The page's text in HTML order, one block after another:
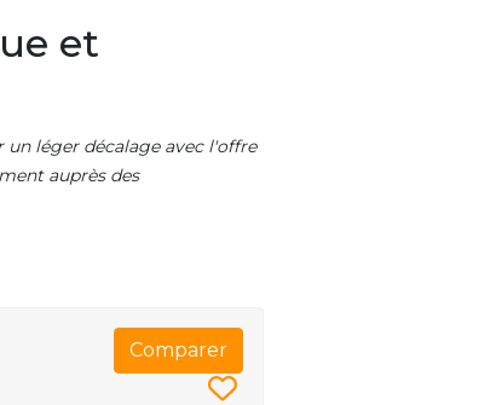
et
léger décalage avec l'offre
auprès des
Comparer